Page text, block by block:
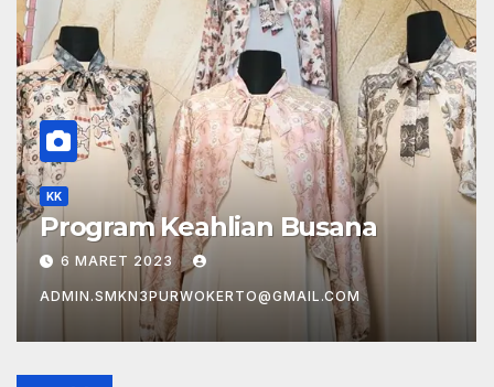
KK
Program Keahlian Kuliner
6 MEI 2022
ADMIN.SMKN3PURWOKERTO@GMAIL.COM